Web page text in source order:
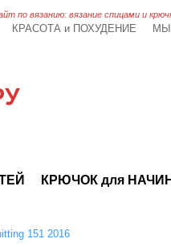
по вязанию: вязание спицами и
КРАСОТА и ПОХУДЕНИЕ
КРЮЧОК для
151 2016